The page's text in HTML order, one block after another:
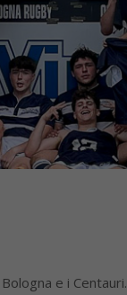
e i Centauri.